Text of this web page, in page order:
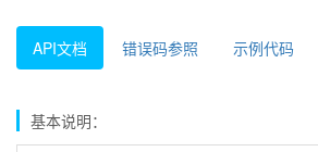
API文档 错误码参照 示例代码
基本说明：